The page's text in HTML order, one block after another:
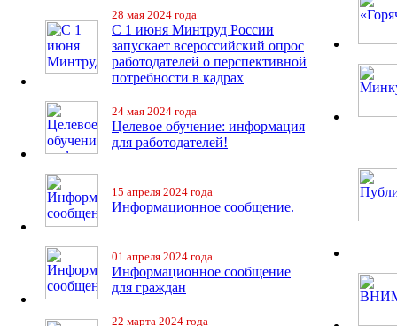
28 мая 2024 года
С 1 июня Минтруд России
запускает всероссийский опрос
работодателей о перспективной
потребности в кадрах
24 мая 2024 года
Целевое обучение: информация
для работодателей!
15 апреля 2024 года
Информационное сообщение.
01 апреля 2024 года
Информационное сообщение
для граждан
22 марта 2024 года